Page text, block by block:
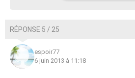
RÉPONSE 5 / 25
espoir77
6 juin 2013 à 11:18